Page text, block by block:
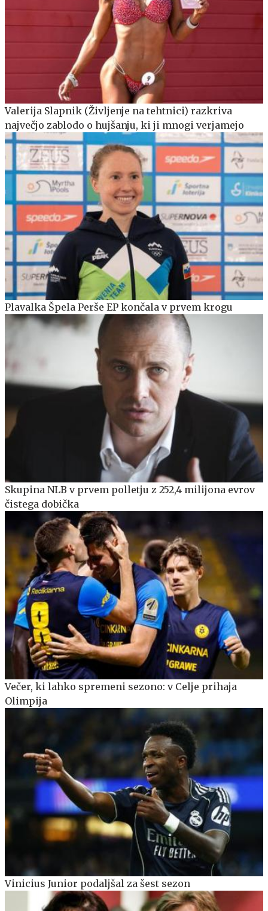
Valerija Slapnik (Življenje na tehtnici) razkriva
največjo zablodo o hujšanju, ki ji mnogi verjamejo
Plavalka Špela Perše EP končala v prvem krogu
Skupina NLB v prvem polletju z 252,4 milijona evrov
čistega dobička
Večer, ki lahko spremeni sezono: v Celje prihaja
Olimpija
Vinicius Junior podaljšal za šest sezon